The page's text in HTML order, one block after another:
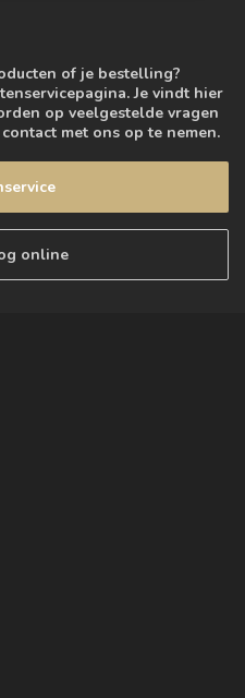
of je bestelling?
Je vindt hier
op veelgestelde vragen
met ons op te nemen.
online